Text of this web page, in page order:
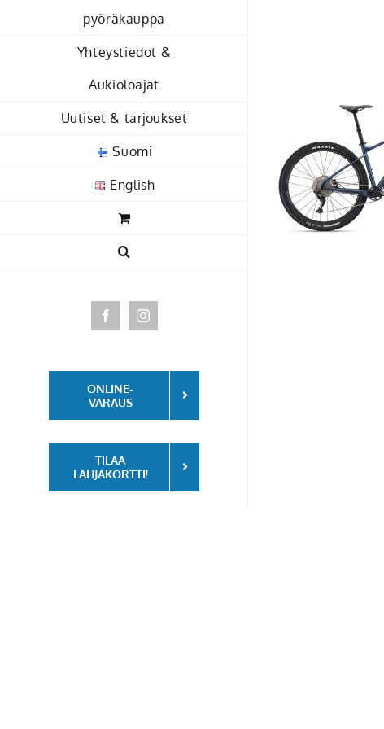
pyöräkauppa
Yhteystiedot &
Aukioloajat
Uutiset & tarjoukset
Suomi
English
FacebookInstagram
ONLINE-
VARAUS
TILAA
LAHJAKORTTI!